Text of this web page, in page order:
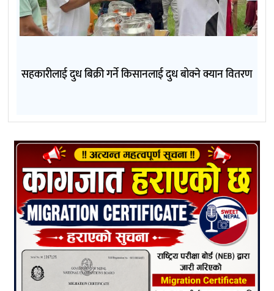
सहकारीलाई दुध बिक्री गर्ने किसानलाई दुध बोक्ने क्यान वितरण